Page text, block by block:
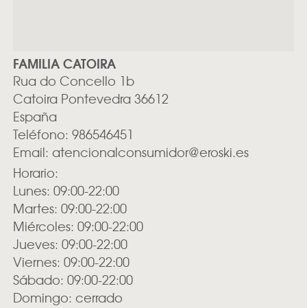
FAMILIA CATOIRA
Rua do Concello 1b
Catoira Pontevedra 36612
España
Teléfono: 986546451
Email: atencionalconsumidor@eroski.es
Horario:
Lunes: 09:00-22:00
Martes: 09:00-22:00
Miércoles: 09:00-22:00
Jueves: 09:00-22:00
Viernes: 09:00-22:00
Sábado: 09:00-22:00
Domingo: cerrado